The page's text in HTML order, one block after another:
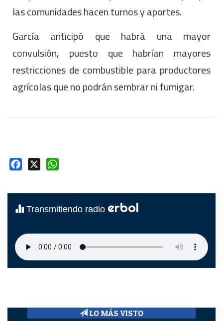
las comunidades hacen turnos y aportes.
García anticipó que habrá una mayor
convulsión, puesto que habrían mayores
restricciones de combustible para productores
agrícolas que no podrán sembrar ni fumigar.
Facebook
Transmitiendo radio erbol
LO MÁS VISTO